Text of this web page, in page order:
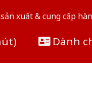
xuất & cung cấp
Dành